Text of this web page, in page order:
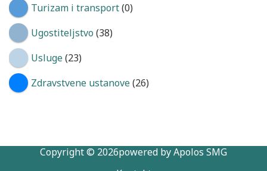
Turizam i transport(0)
Ugostiteljstvo (38)
Usluge(23)
Zdravstvene ustanove(26)
Copyright © 2026powered by Apolos SMG